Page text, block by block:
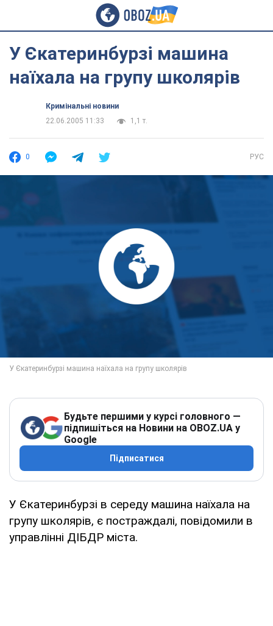
У Єкатеринбурзі машина
наїхала на групу школярів
Кримінальні новини
22.06.2005 11:33
1,1 т.
0 РУС
Будьте першими у курсі головного —
підпишіться на Новини на OBOZ.UA у
Google
Підписатися
У Єкатеринбурзі в середу машина наїхала на
групу школярів, є постраждалі, повідомили в
управлінні ДІБДР міста.